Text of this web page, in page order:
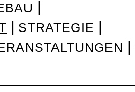
STRATEGIE